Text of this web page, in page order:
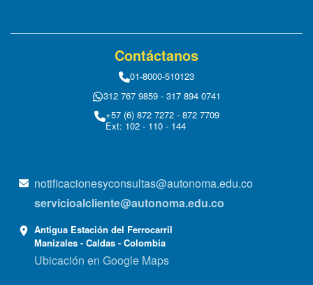
Contáctanos
01-8000-510123
312 767 9859 - 317 894 0741
+57 (6) 872 7272 - 872 7709
Ext: 102 - 110 - 144
notificacionesyconsultas@autonoma.edu.co
servicioalcliente@autonoma.edu.co
Antigua Estación del Ferrocarril
Manizales - Caldas - Colombia
Ubicación en Google Maps